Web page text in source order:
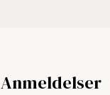
Anmeldelser